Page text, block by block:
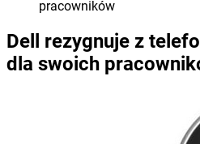
pracowników
Dell rezygnuje z
dla swoich